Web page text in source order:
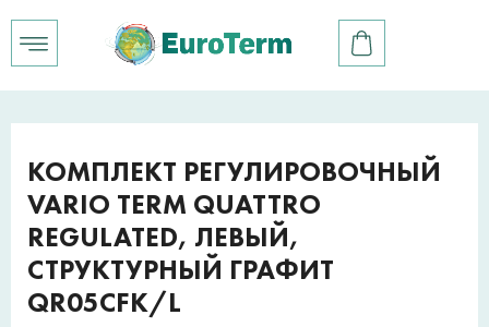
КОМПЛЕКТ РЕГУЛИРОВОЧНЫЙ
VARIO TERM QUATTRO
REGULATED, ЛЕВЫЙ,
СТРУКТУРНЫЙ ГРАФИТ
QR05CFK/L